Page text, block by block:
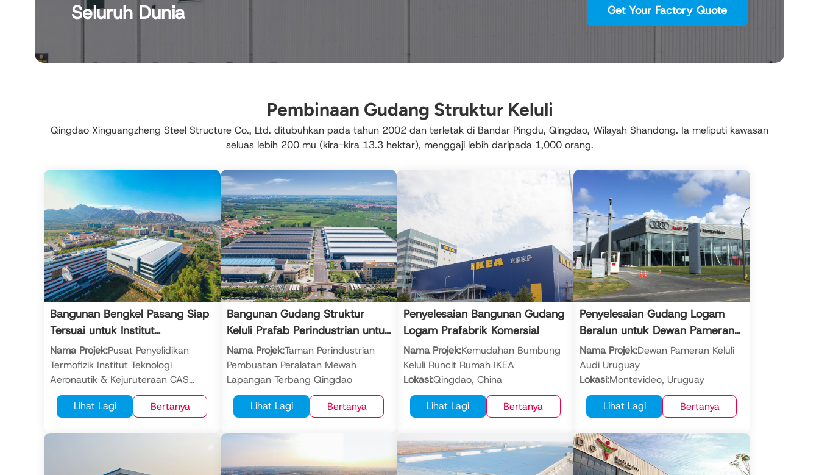
Seluruh Dunia
Get Your Factory Quote
Pembinaan Gudang Struktur Keluli
Qingdao Xinguangzheng Steel Structure Co., Ltd. ditubuhkan pada tahun 2002 dan terletak di Bandar Pingdu, Qingdao, Wilayah Shandong. Ia meliputi kawasan
seluas lebih 200 mu (kira-kira 13.3 hektar), menggaji lebih daripada 1,000 orang.
Bangunan Bengkel Pasang Siap
Tersuai untuk Institut
Penyelidikan
Nama Projek:Pusat Penyelidikan
Termofizik Institut Teknologi
Aeronautik & Kejuruteraan CAS
Qingdao
Lokasi:Qingdao, China
Jumlah Keluasan Bangunan:42,075
2023
Lihat Lagi Bertanya
Bangunan Gudang Struktur
Keluli Prafab Perindustrian untuk
Pasaran Global
Nama Projek:Taman Perindustrian
Pembuatan Peralatan Mewah
Lapangan Terbang Qingdao
Lokasi:Pingdu, Qingdao, China
Jumlah Keluasan
Struktur Bangunan:
keluli pasang siap (sistem rangka
Lihat Lagi Bertanya
Penyelesaian Bangunan Gudang
Logam Prafabrik Komersial
Nama Projek:Kemudahan Bumbung
Keluli Runcit Rumah IKEA
Lokasi:Qingdao, China
Jumlah Keluasan Bangunan:28,110
meter persegi
bangunan gudang logam pasang
siap
Tahun Selesai:2020
Lihat Lagi Bertanya
Penyelesaian Gudang Logam
Beralun untuk Dewan Pameran
Keluli Moden
Nama Projek:Dewan Pameran Keluli
Audi Uruguay
Lokasi:Montevideo, Uruguay
Jumlah Keluasan Bangunan:4,587
meter persegi
rangka portal / sistem gudang
logam beralun
Tahun Selesai: 2016
Lihat Lagi Bertanya